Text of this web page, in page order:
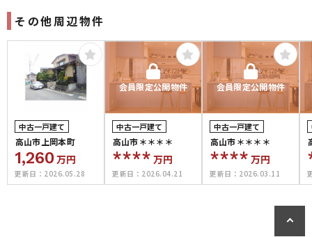
その他周辺物件
中古一戸建て
高山市上岡本町
1,260万円
更新日： 2026.05.28
会員限定公開物件
中古一戸建て
高山市＊＊＊＊
**** 万円
更新日： 2026.04.21
会員限定公開物件
中古一戸建て
高山市＊＊＊＊
**** 万円
更新日： 2026.03.11